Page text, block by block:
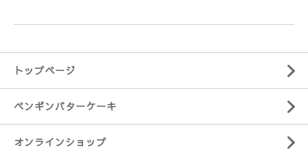
トップページ
ペンギンバターケーキ
オンラインショップ